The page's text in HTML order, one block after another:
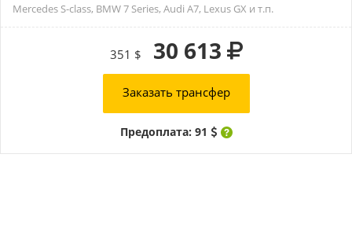
Mercedes S-class, BMW 7 Series, Audi A7, Lexus GX и т.п.
351 $ 30 613
Заказать трансфер
Предоплата: 91